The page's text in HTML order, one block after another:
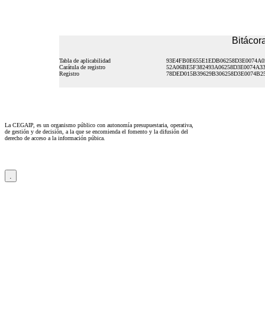
Tabla de aplicabilidad
Carátula de registro
Registro
La CEGAIP, es un organismo público con autonomía presupuestaria, operativa,
de gestión y de decisión, a la que se encomienda el fomento y la difusión del
derecho de acceso a la información púbica.